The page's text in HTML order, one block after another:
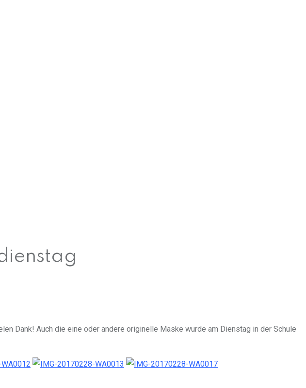
Dank! Auch die eine oder andere originelle Maske wurde am Dienstag in der Schule